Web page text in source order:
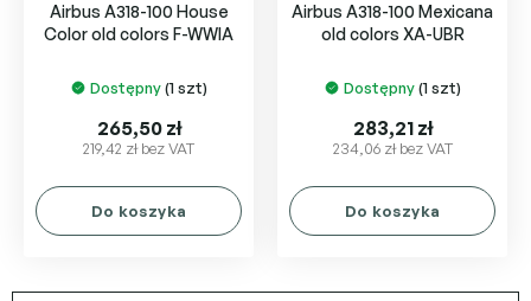
Airbus A318-100 House
Color old colors F-WWIA
Dostępny(1 szt)
219,42 zł bez VAT
265,50 zł
Do koszyka
Airbus A318-100 Mexicana
old colors XA-UBR
Dostępny(1 szt)
234,06 zł bez VAT
283,21 zł
Do koszyka